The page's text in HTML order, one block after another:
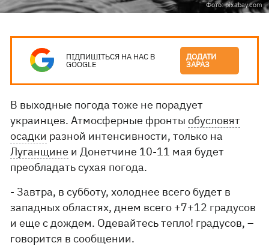
Фото: pixabay.com
ПІДПИШІТЬСЯ НА НАС В
GOOGLE
ДОДАТИ
ЗАРАЗ
В выходные погода тоже не порадует
украинцев. Атмосферные фронтыобусловят
осадки разной интенсивности, только на
Луганщине и Донетчине 10-11 мая будет
преобладать сухая погода.
- Завтра, в субботу, холоднее всего будет в
западных областях, днем ​​всего +7+12 градусов
и еще с дождем. Одевайтесь тепло! градусов, –
говорится в сообщении.